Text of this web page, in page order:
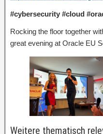
#cybersecurity #cloud
Rocking the floor together
great evening at Oracle EU
Weitere thematisch